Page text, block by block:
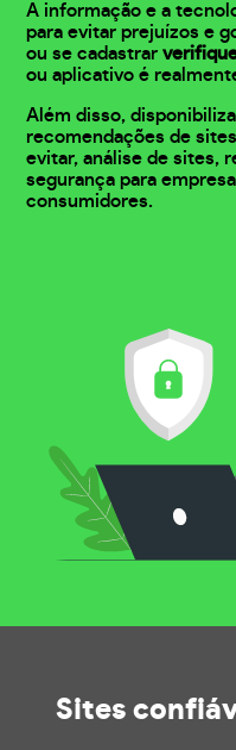
A informação e a
para evitar prejuízos e
ou se cadastrar
ou aplicativo é
Além disso,
recomendações de
evitar, análise de sites,
segurança para
consumidores.
Sites